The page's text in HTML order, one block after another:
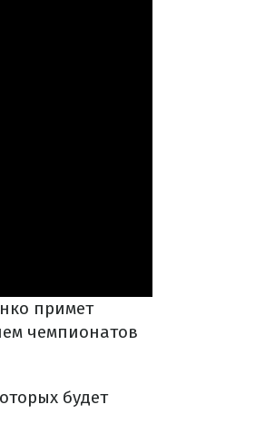
примет
чемпионатов
будет